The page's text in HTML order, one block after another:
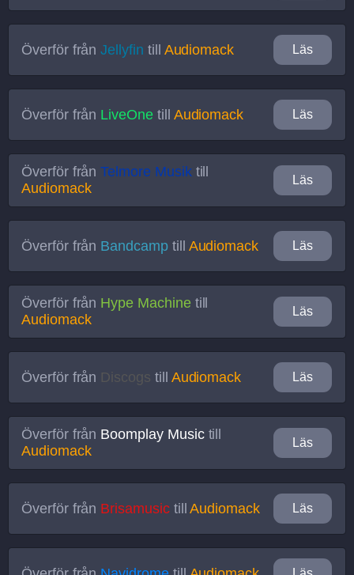
Överför frånJellyfin till Audiomack Läs
Överför från LiveOnetill Audiomack Läs
Överför frånTelmore Musiktill
Audiomack
Läs
Överför från Bandcamptill Audiomack Läs
Överför från Hype Machinetill
Audiomack
Läs
Överför från Discogs till Audiomack Läs
Överför från Boomplay Musictill
Audiomack
Läs
Överför från BrisamusictillAudiomack Läs